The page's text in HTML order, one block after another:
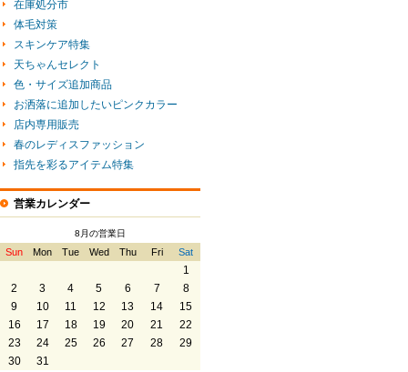
在庫処分市
体毛対策
スキンケア特集
天ちゃんセレクト
色・サイズ追加商品
お洒落に追加したいピンクカラー
店内専用販売
春のレディスファッション
指先を彩るアイテム特集
営業カレンダー
8月の営業日
Sun Mon Tue Wed Thu Fri Sat
1
2
3 4 5 6 7
8
9
10 11 12 13 14
15
16
17 18 19 20 21
22
23
24 25 26 27 28
29
30
31